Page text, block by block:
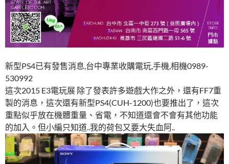
新型PS4已有發售消息,台中專業收購電玩,手機,相機0989-
530992
這次2015 E3電玩展 除了發表許多遊戲大作之外，還有FF7重
製的消息，這次還有新型PS4(CUH-1200)也要推出了，這次
重點似乎放在機體重量、省電，不知道還會不會有其他功能
的加入。但小編只知道..我的荷包又要大失血阿..